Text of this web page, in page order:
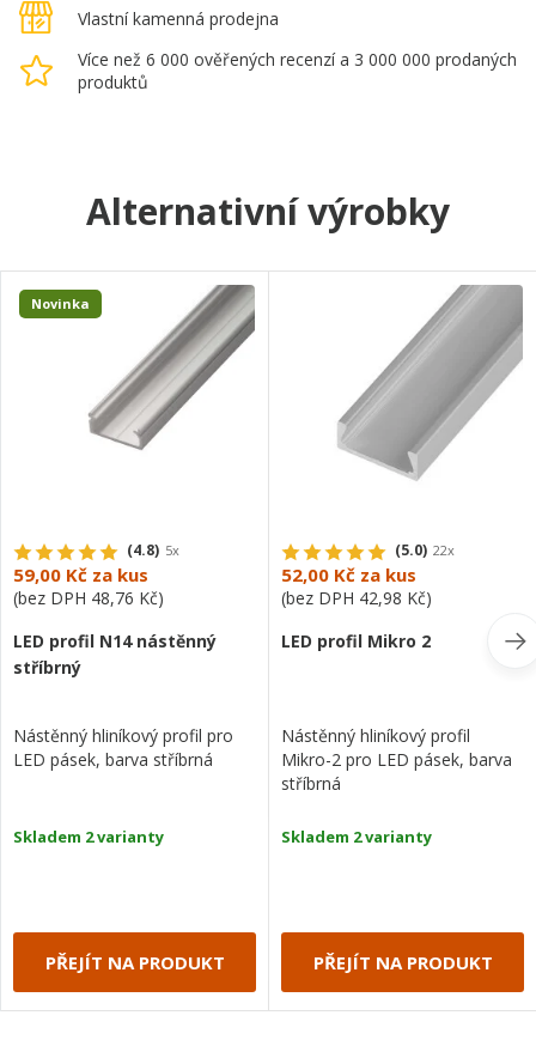
Vlastní kamenná prodejna
Více než 6 000 ověřených recenzí a 3 000 000 prodaných
produktů
Alternativní výrobky
Novinka
(4.8) 5x
59,00 Kč za kus
(bez DPH 48,76 Kč)
LED profil N14 nástěnný
stříbrný
Nástěnný hliníkový profil pro
LED pásek, barva stříbrná
Skladem 2 varianty
PŘEJÍT NA PRODUKT
(5.0) 22x
52,00 Kč za kus
(bez DPH 42,98 Kč)
LED profil Mikro 2
Nástěnný hliníkový profil
Mikro-2 pro LED pásek, barva
stříbrná
Skladem 2 varianty
PŘEJÍT NA PRODUKT